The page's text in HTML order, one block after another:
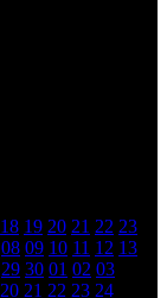
18 19 20 21 22 23
08 09 10 11 12 13
29 30 01 02 03
20 21 22 23 24